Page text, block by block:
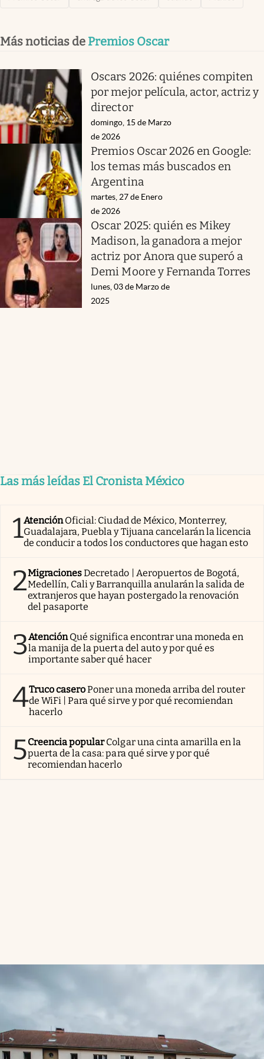
Más noticias de Premios Oscar
Oscars 2026: quiénes compiten
por mejor película, actor, actriz y
director
domingo, 15 de Marzo
de 2026
Premios Oscar 2026 en Google:
los temas más buscados en
Argentina
martes, 27 de Enero
de 2026
Oscar 2025: quién es Mikey
Madison, la ganadora a mejor
actriz por Anora que superó a
Demi Moore y Fernanda Torres
lunes, 03 de Marzo de
2025
Las más leídas El Cronista México
1AtenciónOficial: Ciudad de México, Monterrey,
Guadalajara, Puebla y Tijuana cancelarán la licencia
de conducir a todos los conductores que hagan esto
2MigracionesDecretado | Aeropuertos de Bogotá,
Medellín, Cali y Barranquilla anularán la salida de
extranjeros que hayan postergado la renovación
del pasaporte
3AtenciónQué significa encontrar una moneda en
la manija de la puerta del auto y por qué es
importante saber qué hacer
4Truco caseroPoner una moneda arriba del router
de WiFi | Para qué sirve y por qué recomiendan
hacerlo
5Creencia popularColgar una cinta amarilla en la
puerta de la casa: para qué sirve y por qué
recomiendan hacerlo